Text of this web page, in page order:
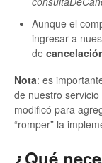
Aunque el
ingresar a
de
Nota: es
de nuestro
modificó para
“romper” la